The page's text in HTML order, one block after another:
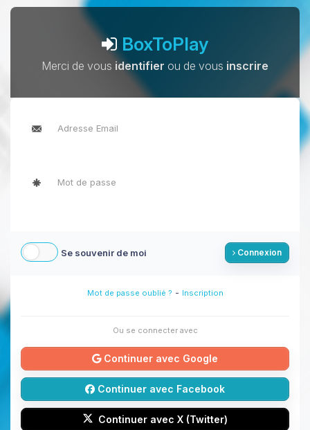
BoxToPlay
Merci de vous identifier ou de vous inscrire
Se souvenir de moi Connexion
Mot de passe oublié ? - Inscription
Ou se connecter avec
Continuer avec Google
Continuer avec Facebook
Continuer avec X (Twitter)